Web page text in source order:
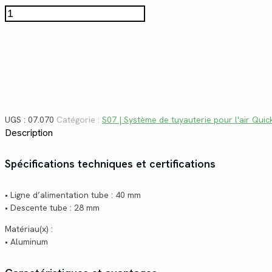
$123.00.$89.54.
quantité
de
UGS : 07.070 Catégorie : S07 | Système de tuyauterie pour l'air
Description
Spécifications techniques et certifications
• Ligne d’alimentation tube : 40 mm
• Descente tube : 28 mm
Matériau(x) :
• Aluminum